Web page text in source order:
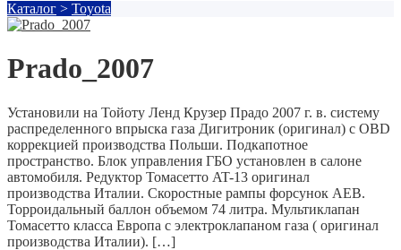
Каталог > Toyota
Prado_2007
Установили на Тойоту Ленд Крузер Прадо 2007 г. в. систему
распределенного впрыска газа Дигитроник (оригинал) с OBD
коррекцией производства Польши. Подкапотное
пространство. Блок управления ГБО установлен в салоне
автомобиля. Редуктор Томасетто AT-13 оригинал
производства Италии. Скоростные рампы форсунок AEB.
Торроидальный баллон объемом 74 литра. Мультиклапан
Томасетто класса Европа с электроклапаном газа ( оригинал
производства Италии). […]